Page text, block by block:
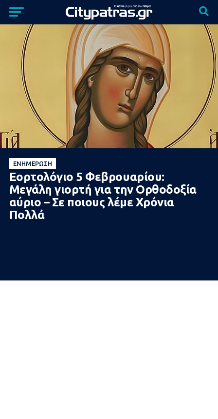
ΕΝΗΜΈΡΩΣΗ
Εορτολόγιο 5 Φεβρουαρίου:
Μεγάλη γιορτή για την Ορθοδοξία
αύριο – Σε ποιους λέμε Χρόνια
Πολλά